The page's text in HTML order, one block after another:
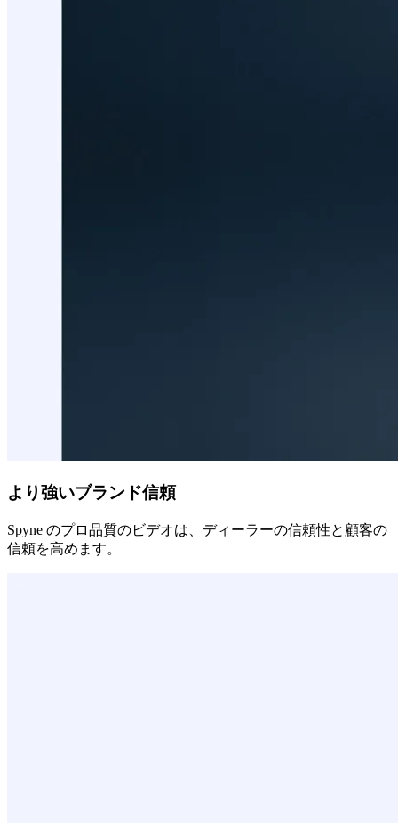
より強いブランド信頼
Spyne のプロ品質のビデオは、ディーラーの信頼性と顧客の
信頼を高めます。